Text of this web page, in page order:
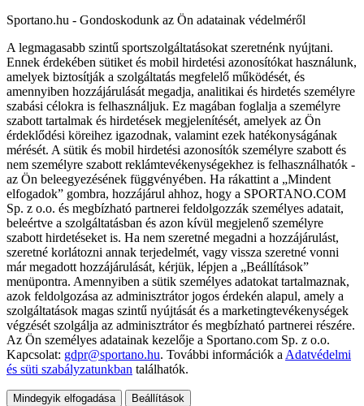
Sportano.hu - Gondoskodunk az Ön adatainak védelméről
A legmagasabb szintű sportszolgáltatásokat szeretnénk nyújtani.
Ennek érdekében sütiket és mobil hirdetési azonosítókat használunk,
amelyek biztosítják a szolgáltatás megfelelő működését, és
amennyiben hozzájárulását megadja, analitikai és hirdetés személyre
szabási célokra is felhasználjuk. Ez magában foglalja a személyre
szabott tartalmak és hirdetések megjelenítését, amelyek az Ön
érdeklődési köreihez igazodnak, valamint ezek hatékonyságának
mérését. A sütik és mobil hirdetési azonosítók személyre szabott és
nem személyre szabott reklámtevékenységekhez is felhasználhatók -
az Ön beleegyezésének függvényében. Ha rákattint a „Mindent
elfogadok” gombra, hozzájárul ahhoz, hogy a SPORTANO.COM
Sp. z o.o. és megbízható partnerei feldolgozzák személyes adatait,
beleértve a szolgáltatásban és azon kívül megjelenő személyre
szabott hirdetéseket is. Ha nem szeretné megadni a hozzájárulást,
szeretné korlátozni annak terjedelmét, vagy vissza szeretné vonni
már megadott hozzájárulását, kérjük, lépjen a „Beállítások”
menüpontra. Amennyiben a sütik személyes adatokat tartalmaznak,
azok feldolgozása az adminisztrátor jogos érdekén alapul, amely a
szolgáltatások magas szintű nyújtását és a marketingtevékenységek
végzését szolgálja az adminisztrátor és megbízható partnerei részére.
Az Ön személyes adatainak kezelője a Sportano.com Sp. z o.o.
Kapcsolat: gdpr@sportano.hu. További információk a Adatvédelmi
és süti szabályzatunkban találhatók.
Mindegyik elfogadása Beállítások